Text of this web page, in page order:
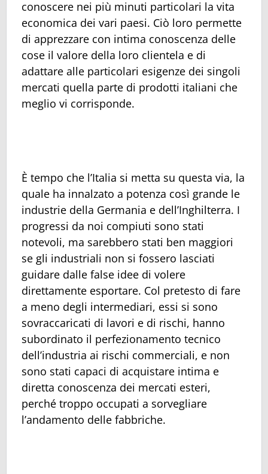
conoscere nei più minuti particolari la vita
economica dei vari paesi. Ciò loro permette
di apprezzare con intima conoscenza delle
cose il valore della loro clientela e di
adattare alle particolari esigenze dei singoli
mercati quella parte di prodotti italiani che
meglio vi corrisponde.
È tempo che l’Italia si metta su questa via, la
quale ha innalzato a potenza così grande le
industrie della Germania e dell’Inghilterra. I
progressi da noi compiuti sono stati
notevoli, ma sarebbero stati ben maggiori
se gli industriali non si fossero lasciati
guidare dalle false idee di volere
direttamente esportare. Col pretesto di fare
a meno degli intermediari, essi si sono
sovraccaricati di lavori e di rischi, hanno
subordinato il perfezionamento tecnico
dell’industria ai rischi commerciali, e non
sono stati capaci di acquistare intima e
diretta conoscenza dei mercati esteri,
perché troppo occupati a sorvegliare
l’andamento delle fabbriche.